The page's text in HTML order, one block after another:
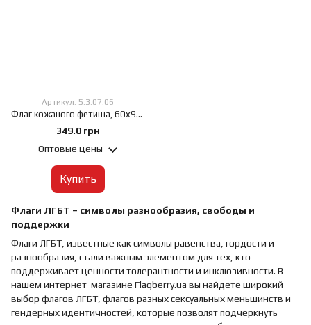
Артикул: 5.3.07.06
Флаг кожаного фетиша, 60х90 см, Габардин 120 г/м², Сублимационная печать, односторонний, Карман под древко слева
349.0 грн
Оптовые цены
Купить
Флаги ЛГБТ – символы разнообразия, свободы и
поддержки
Флаги ЛГБТ, известные как символы равенства, гордости и
разнообразия, стали важным элементом для тех, кто
поддерживает ценности толерантности и инклюзивности. В
нашем интернет-магазине Flagberry.ua вы найдете широкий
выбор флагов ЛГБТ, флагов разных сексуальных меньшинств и
гендерных идентичностей, которые позволят подчеркнуть